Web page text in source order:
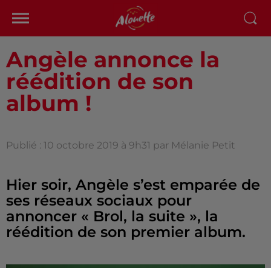
Angèle annonce la
réédition de son
album !
Publié : 10 octobre 2019 à 9h31 par Mélanie Petit
Hier soir, Angèle s’est emparée de
ses réseaux sociaux pour
annoncer « Brol, la suite », la
réédition de son premier album.